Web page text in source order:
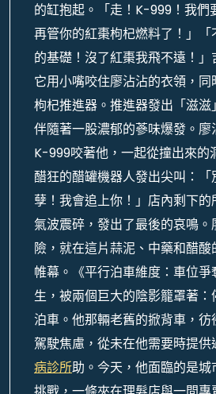
的缸抱起。「走！K-999！我們
再管你的紅棗枸杞燃料了！」
的基礎！沒了紅棗我飛不遠！」
它用小嘴咬住廖沾沾的衣領，
枸杞推進器。推進器發出「滋滋
伴隨著一股濃郁的蔘味爆發。廖
K-999咬著他，一起從撞出來的
醋狂的醋罐機器人發出尖叫：
孽！我會追上你！」店內剩下
氣波震碎，發出了最後的哀鳴。
險，就在這片蒜泥、中藥和醋酸
帷幕。《平行泊車維度：車位
生，被兩個巨大的陰影籠罩著
泊車。他那輛老舊的掀背車，
駕駛焦慮，從未在他需要時提供
病診所助。今天，他面臨的是